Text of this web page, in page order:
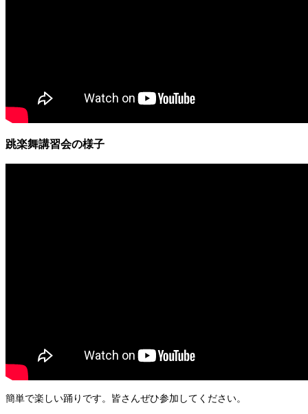
跳楽舞講習会の様子
簡単で楽しい踊りです。皆さんぜひ参加してください。